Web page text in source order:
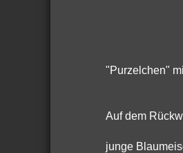
"Purzelchen"
Auf dem
junge